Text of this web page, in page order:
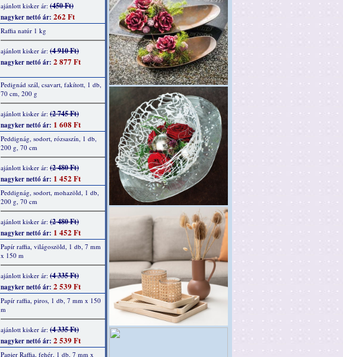
ajánlott kisker ár: (450 Ft)
nagyker nettó ár: 262 Ft
Raffia natúr 1 kg
ajánlott kisker ár: (4 910 Ft)
nagyker nettó ár: 2 877 Ft
Pedignád szál, csavart, fakított, 1 db,
70 cm, 200 g
ajánlott kisker ár: (2 745 Ft)
nagyker nettó ár: 1 608 Ft
Peddignág, sodort, rózsaszín, 1 db,
200 g, 70 cm
ajánlott kisker ár: (2 480 Ft)
nagyker nettó ár: 1 452 Ft
Peddignág, sodort, mohazöld, 1 db,
200 g, 70 cm
ajánlott kisker ár: (2 480 Ft)
nagyker nettó ár: 1 452 Ft
Papír raffia, világoszöld, 1 db, 7 mm
x 150 m
ajánlott kisker ár: (4 335 Ft)
nagyker nettó ár: 2 539 Ft
Papír raffia, piros, 1 db, 7 mm x 150
m
ajánlott kisker ár: (4 335 Ft)
nagyker nettó ár: 2 539 Ft
Papier Raffia, fehér, 1 db, 7 mm x